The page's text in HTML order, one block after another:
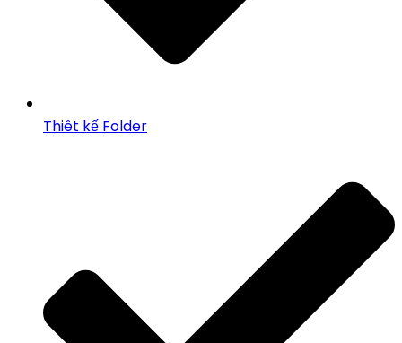
Thiêt kế Folder